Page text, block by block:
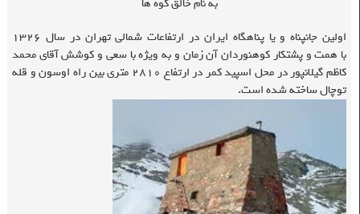
اولین جانپناه و یا پناهگاه ایران در ارتفاعات شمالی تهران در سال ۱۳۲۶
با همت و پشتکار کوهنوردان آن زمان و به ویژه با سعی و کوشش آقای محمد
کاظم گیلانپور در محل اسپید کمر در ارتفاع ۲۸۱۰ متری بین راه اوسون و قله
توچال ساخته شده است.